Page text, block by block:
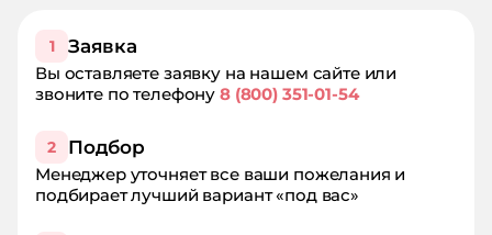
двухкомнатного номера 3 600 рублей. И это
без лечения. В санатории нет рецепшена как
такового. Территория не ухожена, много
бездомных собак, которые кусают
своему расписанию. Охранник сидит в
санатории, а сама территория не
охраняется. Вобщем-то много ещё можно
написать негативного. А самое главное
1 Заявка
Вы оставляете заявку на нашем сайте или
звоните по телефону8 (800) 351-01-54
2 Подбор
Менеджер уточняет все ваши пожелания и
подбирает лучший вариант «под вас»